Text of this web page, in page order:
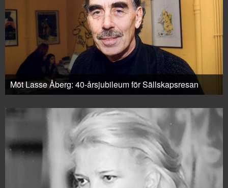
Möt Lasse Åberg: 40-årsjubileum för Sällskapsresan